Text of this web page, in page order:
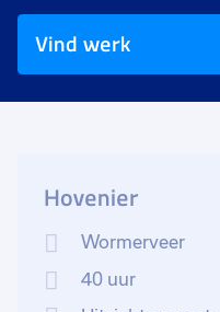
Vind werk
Hovenier
Wormerveer
40 uur